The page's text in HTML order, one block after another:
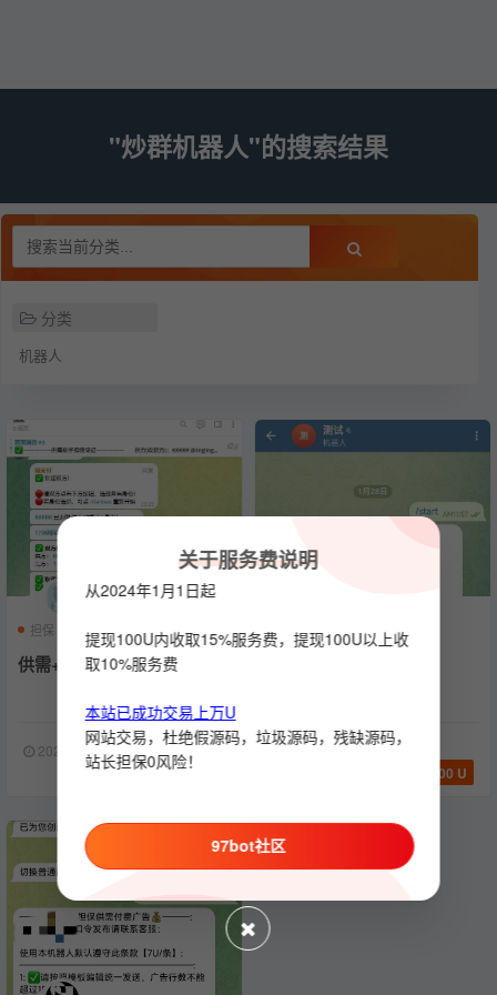
"炒群机器人"的搜索结果
分类
机器人
担保 机器人 供需
供需+担保+炒群机器人
2024-04-25 1429
388 U
炒群 机器人 炒群机器人
2024-02-02 1130
400 U
关于服务费说明
从2024年1月1日起
提现100U内收取15%服务费，提现100U以上收
取10%服务费
本站已成功交易上万U
网站交易，杜绝假源码，垃圾源码，残缺源码，
站长担保0风险！
97bot社区